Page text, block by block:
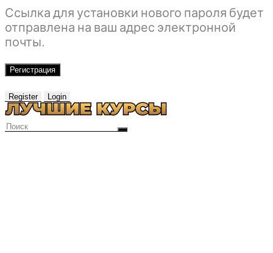
Ссылка для установки нового пароля будет
отправлена ​​на ваш адрес электронной
почты.
Регистрация
Register Login